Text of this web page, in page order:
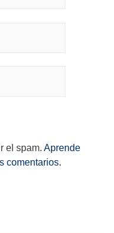
el spam. Aprende
comentarios.